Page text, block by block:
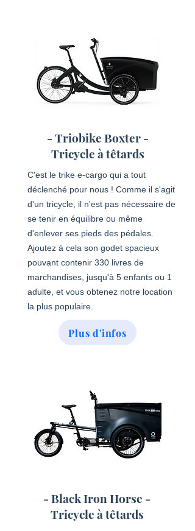
- Triobike Boxter -
Tricycle à têtards
C'est le trike e-cargo qui a tout
déclenché pour nous ! Comme il s'agit
d'un tricycle, il n'est pas nécessaire de
se tenir en équilibre ou même
d'enlever ses pieds des pédales.
Ajoutez à cela son godet spacieux
pouvant contenir 330 livres de
marchandises, jusqu'à 5 enfants ou 1
adulte, et vous obtenez notre location
la plus populaire.
Plus d'infos
- Black Iron Horse -
Tricycle à têtards